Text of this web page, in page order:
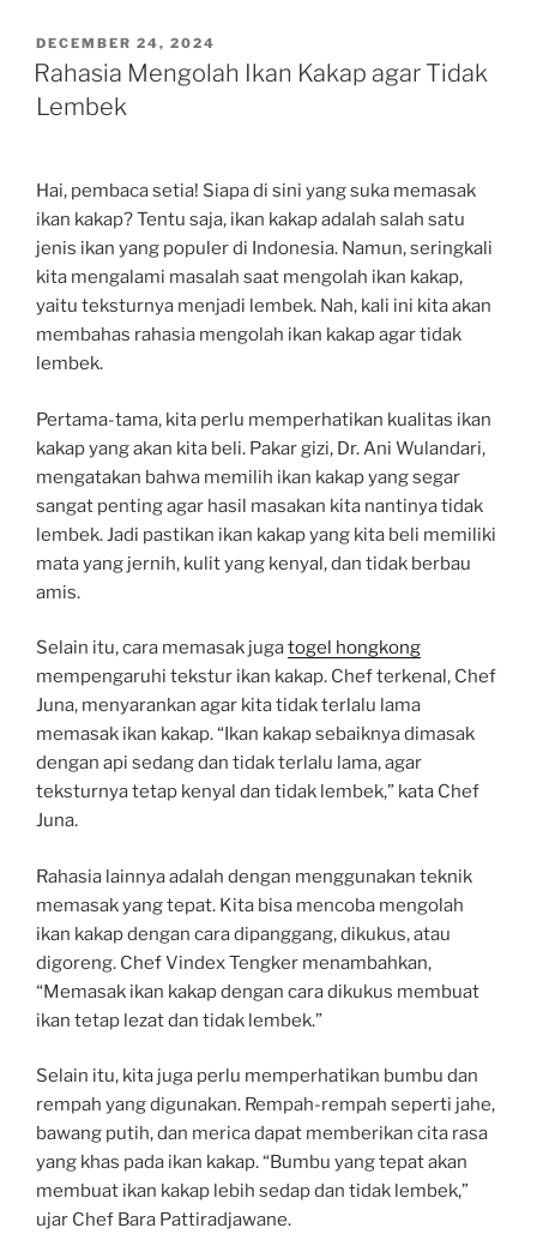
POSTED
ON
DECEMBER 24, 2024
Rahasia Mengolah Ikan Kakap agar Tidak
Lembek
Hai, pembaca setia! Siapa di sini yang suka memasak
ikan kakap? Tentu saja, ikan kakap adalah salah satu
jenis ikan yang populer di Indonesia. Namun, seringkali
kita mengalami masalah saat mengolah ikan kakap,
yaitu teksturnya menjadi lembek. Nah, kali ini kita akan
membahas rahasia mengolah ikan kakap agar tidak
lembek.
Pertama-tama, kita perlu memperhatikan kualitas ikan
kakap yang akan kita beli. Pakar gizi, Dr. Ani Wulandari,
mengatakan bahwa memilih ikan kakap yang segar
sangat penting agar hasil masakan kita nantinya tidak
lembek. Jadi pastikan ikan kakap yang kita beli memiliki
mata yang jernih, kulit yang kenyal, dan tidak berbau
amis.
Selain itu, cara memasak jugatogel hongkong
mempengaruhi tekstur ikan kakap. Chef terkenal, Chef
Juna, menyarankan agar kita tidak terlalu lama
memasak ikan kakap. “Ikan kakap sebaiknya dimasak
dengan api sedang dan tidak terlalu lama, agar
teksturnya tetap kenyal dan tidak lembek,” kata Chef
Juna.
Rahasia lainnya adalah dengan menggunakan teknik
memasak yang tepat. Kita bisa mencoba mengolah
ikan kakap dengan cara dipanggang, dikukus, atau
digoreng. Chef Vindex Tengker menambahkan,
“Memasak ikan kakap dengan cara dikukus membuat
ikan tetap lezat dan tidak lembek.”
Selain itu, kita juga perlu memperhatikan bumbu dan
rempah yang digunakan. Rempah-rempah seperti jahe,
bawang putih, dan merica dapat memberikan cita rasa
yang khas pada ikan kakap. “Bumbu yang tepat akan
membuat ikan kakap lebih sedap dan tidak lembek,”
ujar Chef Bara Pattiradjawane.